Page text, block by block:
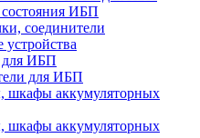
ИБП
соединители
устройства
для ИБП
для ИБП
шкафы аккумуляторных
шкафы аккумуляторных